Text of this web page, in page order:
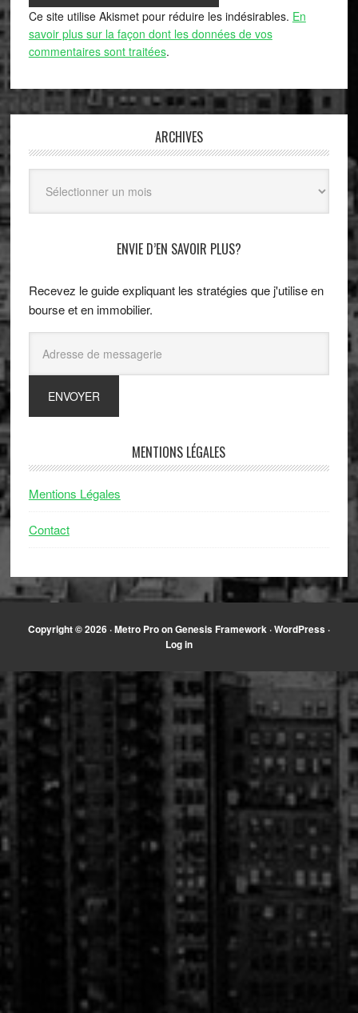
Ce site utilise Akismet pour réduire les indésirables. En
savoir plus sur la façon dont les données de vos
commentaires sont traitées.
ARCHIVES
ENVIE D’EN SAVOIR PLUS?
Recevez le guide expliquant les stratégies que j'utilise en
bourse et en immobilier.
MENTIONS LÉGALES
Mentions Légales
Contact
Copyright © 2026 ·Metro ProonGenesis Framework ·WordPress ·
Log in